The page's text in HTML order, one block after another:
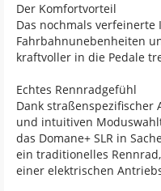
Der Komfortvorteil
Das nochmals
Fahrbahnunebenheiten
kraftvoller in die Pedale
Echtes Rennradgefühl
Dank straßenspezifischer
und intuitiven
das Domane+ SLR in
ein traditionelles
einer elektrischen